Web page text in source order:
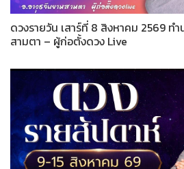
ดวงรายวัน เสาร์ที่ 8 สิงหาคม 2569 ท
สามตา – ผู้ก่อตั้งดวง Live